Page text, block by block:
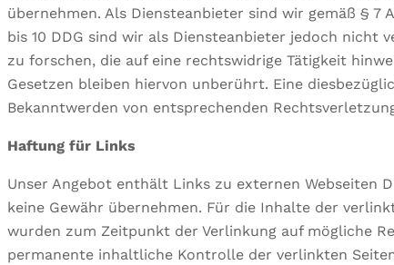
übernehmen. Als Diensteanbieter sind wir gemäß § 7
bis 10 DDG sind wir als Diensteanbieter jedoch
zu forschen, die auf eine rechtswidrige Tätigkeit
Gesetzen bleiben hiervon unberührt. Eine
Bekanntwerden von entsprechenden
Haftung für Links
Unser Angebot enthält Links zu externen Webseiten
keine Gewähr übernehmen. Für die Inhalte der
wurden zum Zeitpunkt der Verlinkung auf mögliche
permanente inhaltliche Kontrolle der verlinkten